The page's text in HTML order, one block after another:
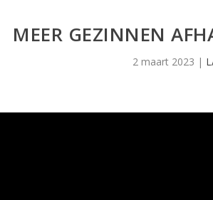
MEER GEZINNEN
2 maart 2023 |